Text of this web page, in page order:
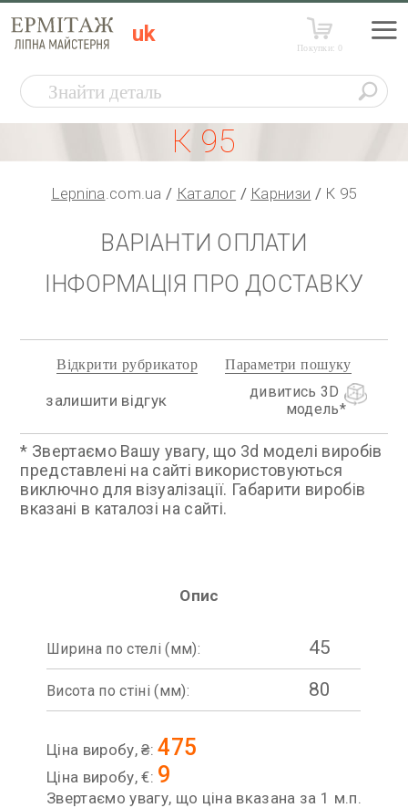
uk
Покупки:0
К 95
Lepnina.com.ua Каталог Карнизи К 95
ВАРІАНТИ ОПЛАТИ
ІНФОРМАЦІЯ ПРО ДОСТАВКУ
залишити відгук
дивитись 3D
модель
Відкрити рубрикатор Параметри пошуку
* Звертаємо Вашу увагу, що 3d моделі виробів
представлені на сайті використовуються
виключно для візуалізації. Габарити виробів
вказані в каталозі на сайті.
Опис
Ширина по стелі (мм): 45
Висота по стіні (мм): 80
Ціна виробу, ₴:475
Ціна виробу, €: 9
Звертаємо увагу, що ціна вказана за 1 м.п.